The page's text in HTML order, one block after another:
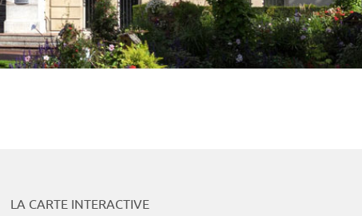
LA CARTE INTERACTIVE